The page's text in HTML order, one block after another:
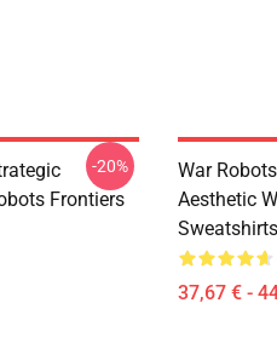
Frontiers
-20%
War
Aesthetic
Sweatshirts
37,67 € -